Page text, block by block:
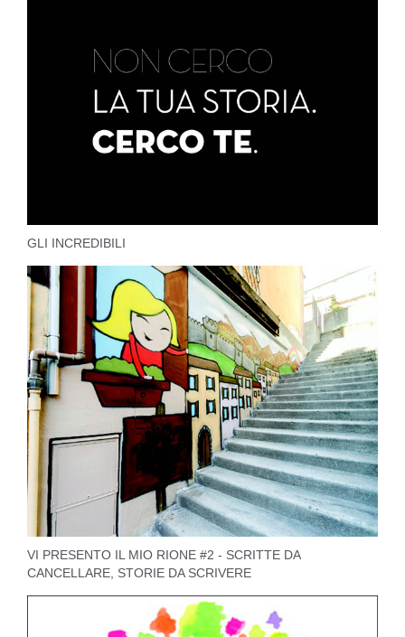
GLI INCREDIBILI
VI PRESENTO IL MIO RIONE #2 - SCRITTE DA
CANCELLARE, STORIE DA SCRIVERE